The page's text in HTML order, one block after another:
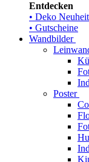
Entdecken
• Deko
• Gutscheine
Wandbilder
Poster